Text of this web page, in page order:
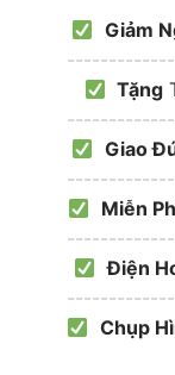
Giảm
Tặng
Giao
Miễn
Điện
Chụp